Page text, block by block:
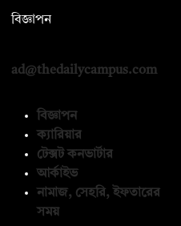
বিজ্ঞাপন
ad@thedailycampus.com
বিজ্ঞাপন
ক্যারিয়ার
টেক্সট কনভার্টার
আর্কাইভ
নামাজ, সেহরি, ইফতারের
সময়